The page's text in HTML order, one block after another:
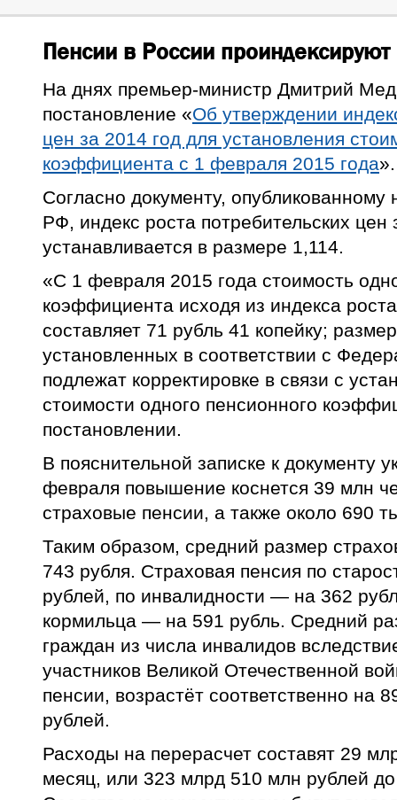
Пенсии в России
На днях премьер-министр Дмитрий
постановление «Об утверждении
цен за 2014 год для установления
коэффициента с 1 февраля 2015 года».
Согласно документу, опубликованному
РФ, индекс роста потребительских цен
устанавливается в размере 1,114.
«С 1 февраля 2015 года стоимость
коэффициента исходя из индекса
составляет 71 рубль 41 копейку;
установленных в соответствии с
подлежат корректировке в связи с
стоимости одного пенсионного
постановлении.
В пояснительной записке к документу
февраля повышение коснется 39 млн
страховые пенсии, а также около 690
Таким образом, средний размер
743 рубля. Страховая пенсия по
рублей, по инвалидности — на 362
кормильца — на 591 рубль. Средний
граждан из числа инвалидов
участников Великой Отечественной
пенсии, возрастёт соответственно на
рублей.
Расходы на перерасчет составят 29
месяц, или 323 млрд 510 млн рублей